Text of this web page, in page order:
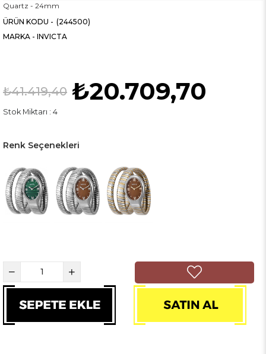
Quartz - 24mm
(244500)
MARKA - INVICTA
₺41.419,40 ₺20.709,70
Stok Miktarı : 4
Renk Seçenekleri